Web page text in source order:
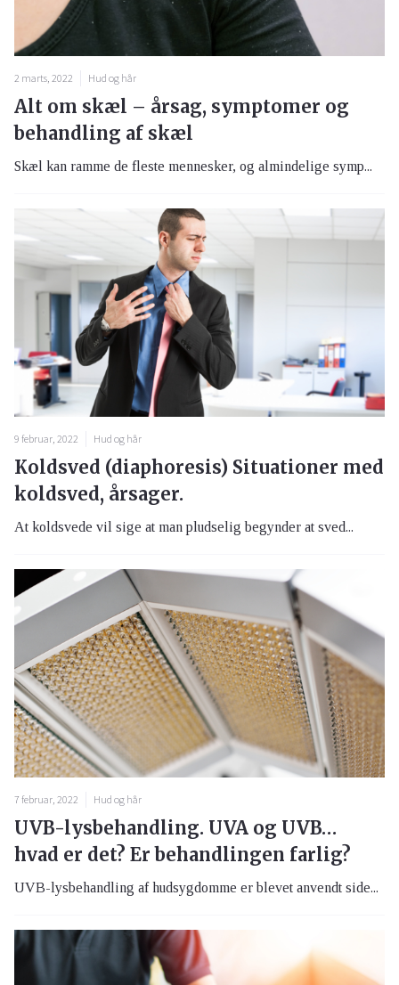
2 marts, 2022 Hud og hår
Alt om skæl – årsag, symptomer og
behandling af skæl
Skæl kan ramme de fleste mennesker, og almindelige symp...
9 februar, 2022 Hud og hår
Koldsved (diaphoresis) Situationer med
koldsved, årsager.
At koldsvede vil sige at man pludselig begynder at sved...
7 februar, 2022 Hud og hår
UVB-lysbehandling. UVA og UVB…
hvad er det? Er behandlingen farlig?
UVB-lysbehandling af hudsygdomme er blevet anvendt side...